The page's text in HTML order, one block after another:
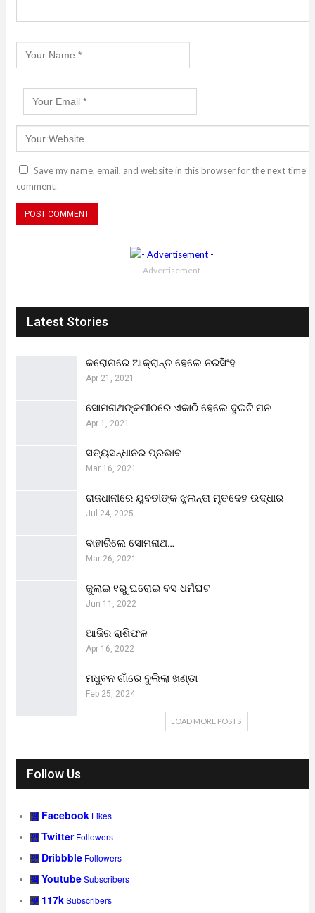
Save my name, email, and website in this browser for the next time I
comment.
- Advertisement -
Latest Stories
କରୋନାରେ ଆକ୍ରାନ୍ତ ହେଲେ ନରସିଂହ
Apr 21, 2021
ସୋମନାଥଙ୍କପୀଠରେ ଏକାଠି ହେଲେ ଦୁଇଟି ମନ
Apr 1, 2021
ସତ୍ୟସନ୍ଧାନର ପ୍ରଭାବ
Mar 16, 2021
ରାଜଧାନୀରେ ଯୁବତୀଙ୍କ ଝୁଲନ୍ତା ମୃତଦେହ ଉଦ୍ଧାର
Jul 24, 2025
ବାହାରିଲେ ସୋମନାଥ…
Mar 26, 2021
ଜୁଲାଇ ୧ରୁ ଘରୋଇ ବସ ଧର୍ମଘଟ
Jun 11, 2022
ଆଜିର ରାଶିଫଳ
Apr 16, 2022
ମଧୁବନ ଗାଁରେ ବୁଲିଲା ଖଣ୍ଡା
Feb 25, 2024
LOAD MORE POSTS
Follow Us
Facebook Likes
Twitter Followers
Dribbble Followers
YoutubeSubscribers
117kSubscribers